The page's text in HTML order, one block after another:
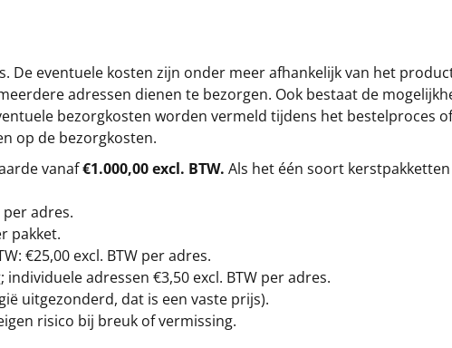
De eventuele kosten zijn onder meer afhankelijk van het
adressen dienen te bezorgen. Ook bestaat de
bezorgkosten worden vermeld tijdens het bestelproces
op de bezorgkosten.
vanaf€1.000,00 excl. BTW. Als het één soort
per adres.
pakket.
€25,00 excl. BTW per adres.
adressen €3,50 excl. BTW per adres.
uitgezonderd, dat is een vaste prijs).
risico bij breuk of vermissing.